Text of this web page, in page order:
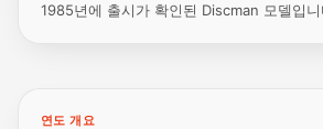
1985년에 출시가 확인된 Discman 모델입니
연도 개요